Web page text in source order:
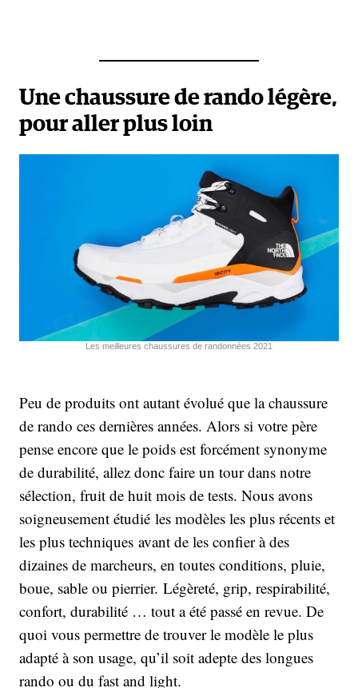
Une chaussure de rando légère,
pour aller plus loin
Les meilleures chaussures de randonnées 2021
Peu de produits ont autant évolué que la chaussure
de rando ces dernières années. Alors si votre père
pense encore que le poids est forcément synonyme
de durabilité, allez donc faire un tour dans notre
sélection, fruit de huit mois de tests. Nous avons
soigneusement étudié les modèles les plus récents et
les plus techniques avant de les confier à des
dizaines de marcheurs, en toutes conditions, pluie,
boue, sable ou pierrier. Légèreté, grip, respirabilité,
confort, durabilité … tout a été passé en revue. De
quoi vous permettre de trouver le modèle le plus
adapté à son usage, qu’il soit adepte des longues
rando ou du fast and light.